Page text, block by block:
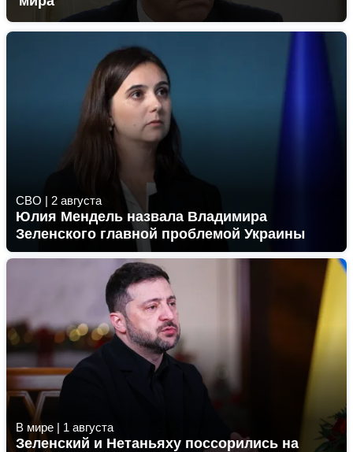
СВО | 2 августа
Юлия Мендель назвала Владимира
Зеленского главной проблемой Украины
В мире | 1 августа
Зеленский и Нетаньяху поссорились на